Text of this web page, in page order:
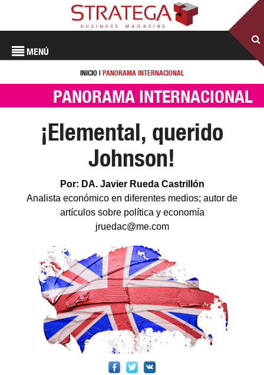
MENÚ
INICIO| PANORAMA INTERNACIONAL
PANORAMA INTERNACIONAL
¡Elemental, querido
Johnson!
Por: DA. Javier Rueda Castrillón
Analista económico en diferentes medios; autor de
artículos sobre política y economía
jruedac@me.com